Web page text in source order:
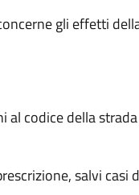
gli effetti
codice della
prescrizione, salvi